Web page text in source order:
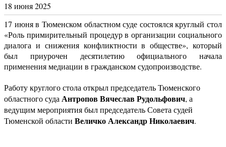
18 июня 2025
17 июня в Тюменском областном суде состоялся круглый стол
«Роль примирительный процедур в организации социального
диалога и снижения конфликтности в обществе», который
был приурочен десятилетию официального начала
применения медиации в гражданском судопроизводстве.
Работу круглого стола открыл председатель Тюменского
областного суда Антропов Вячеслав Рудольфович, а
ведущим мероприятия был председатель Совета судей
Тюменской области Величко Александр Николаевич.